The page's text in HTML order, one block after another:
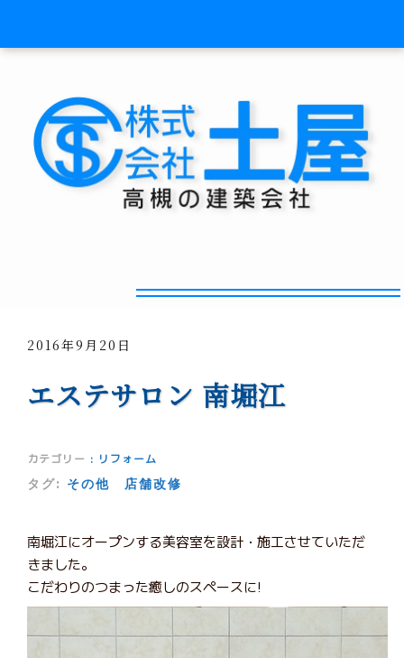
2016年9月20日
エステサロン 南堀江
カテゴリー : リフォーム
タグ: その他 店舗改修
南堀江にオープンする美容室を設計・施工させていただ
きました。
こだわりのつまった癒しのスペースに!